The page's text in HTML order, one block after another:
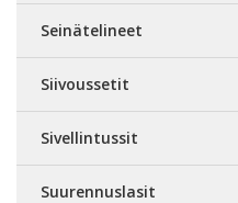
Seinätelineet
Siivoussetit
Sivellintussit
Suurennuslasit